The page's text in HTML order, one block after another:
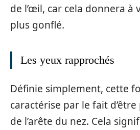
de l’œil, car cela donnera à
plus gonflé.
Les yeux rapprochés
Définie simplement, cette
caractérise par le fait
de l’arête du nez. Cela